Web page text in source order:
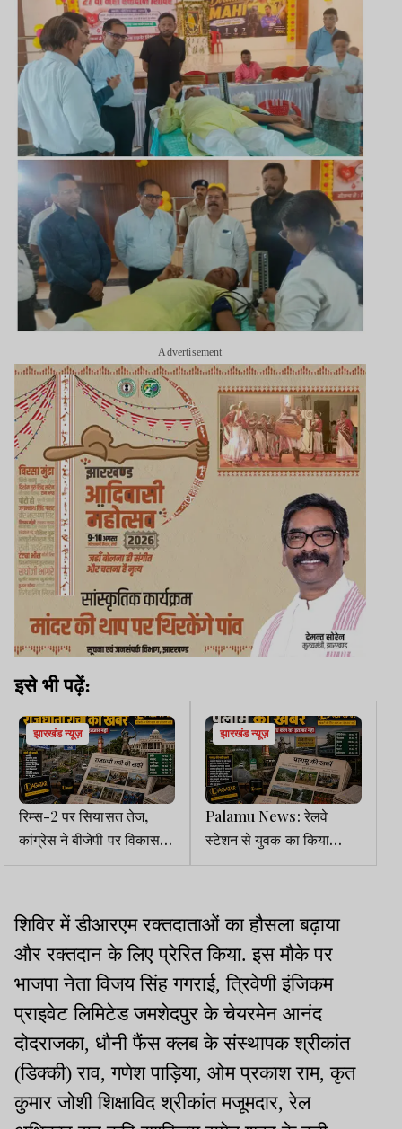
Advertisement
इसे भी पढ़ें:
झारखंड न्यूज़
रिम्स-2 पर सियासत तेज,
कांग्रेस ने बीजेपी पर विकास
रोकने का लगाया आरोप
झारखंड न्यूज़
Palamu News: रेलवे
स्टेशन से युवक का किया
अपहरण, लेबर सप्लायर
शिविर में डीआरएम रक्तदाताओं का हौसला बढ़ाया
और रक्तदान के लिए प्रेरित किया. इस मौके पर
भाजपा नेता विजय सिंह गगराई, त्रिवेणी इंजिकम
प्राइवेट लिमिटेड जमशेदपुर के चेयरमेन आनंद
दोदराजका, धौनी फैंस क्लब के संस्थापक श्रीकांत
(डिक्की) राव, गणेश पाड़िया, ओम प्रकाश राम, कृत
कुमार जोशी शिक्षाविद श्रीकांत मजूमदार, रेल